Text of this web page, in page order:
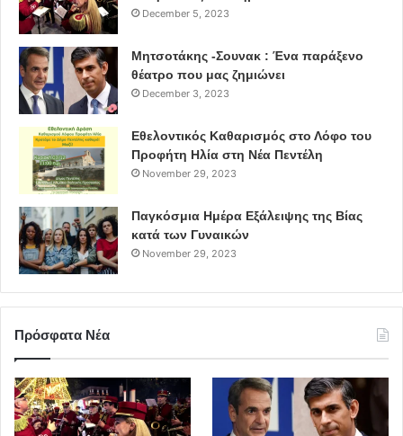
December 5, 2023
Μητσοτάκης -Σουνακ : Ένα παράξενο
θέατρο που μας ζημιώνει
December 3, 2023
Εθελοντικός Καθαρισμός στο Λόφο του
Προφήτη Ηλία στη Νέα Πεντέλη
November 29, 2023
Παγκόσμια Ημέρα Εξάλειψης της Βίας
κατά των Γυναικών
November 29, 2023
Πρόσφατα Νέα